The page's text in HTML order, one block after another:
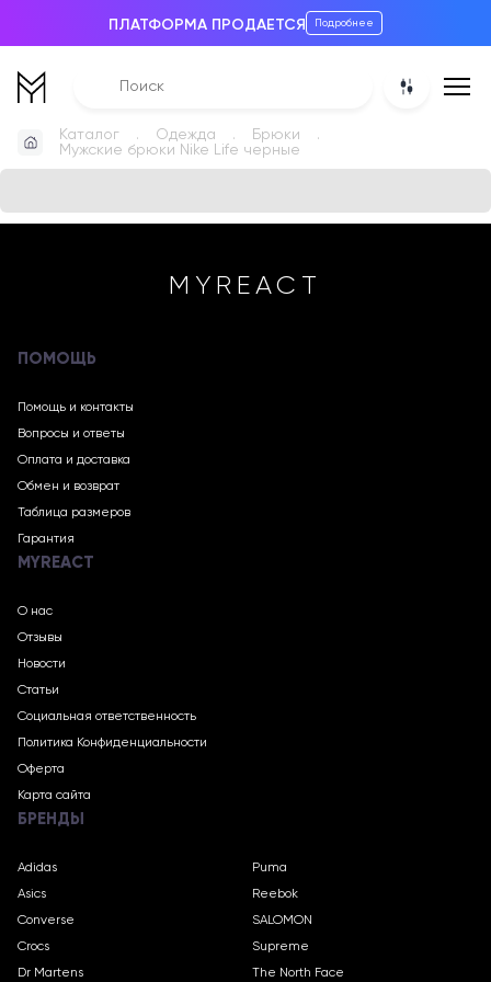
ПЛАТФОРМА ПРОДАЕТСЯ Подробнее
Каталог Одежда
Брюки
Мужские брюки Nike Life черные
MYREACT
ПОМОЩЬ
Помощь и контакты
Вопросы и ответы
Оплата и доставка
Обмен и возврат
Таблица размеров
Гарантия
MYREACT
О нас
Отзывы
Новости
Статьи
Социальная ответственность
Политика Конфиденциальности
Оферта
Карта сайта
БРЕНДЫ
Adidas
Asics
Converse
Crocs
Dr Martens
Puma
Reebok
SALOMON
Supreme
The North Face